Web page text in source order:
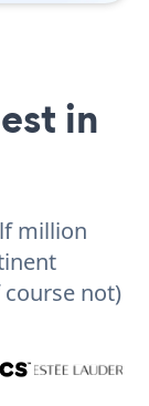
in
million
not)